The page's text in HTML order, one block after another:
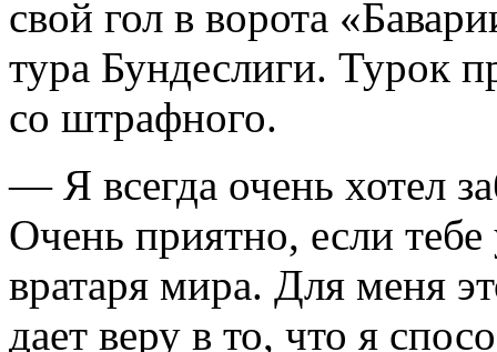
свой гол в ворота
тура Бундеслиги. Турок
со штрафного.
— Я всегда очень хотел
Очень приятно, если
вратаря мира. Для меня
дает веру в то, что я